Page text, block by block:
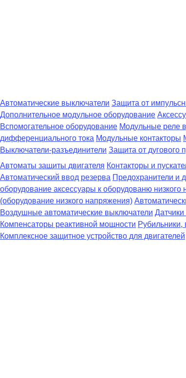
Автоматические выключатели Защита от
Дополнительное модульное оборудование
Вспомогательное оборудование Модульные реле
дифференциального тока Модульные контакторы
Выключатели-разъединители Защита от дугового
Автоматы защиты двигателя Контакторы и
Автоматический ввод резерва Предохранители и
оборудование аксессуары к оборудованю низкого
(оборудование низкого напряжения)
Воздушные автоматические выключатели
Компенсаторы реактивной мощности Рубильники,
Комплексное защитное устройство для двигателей